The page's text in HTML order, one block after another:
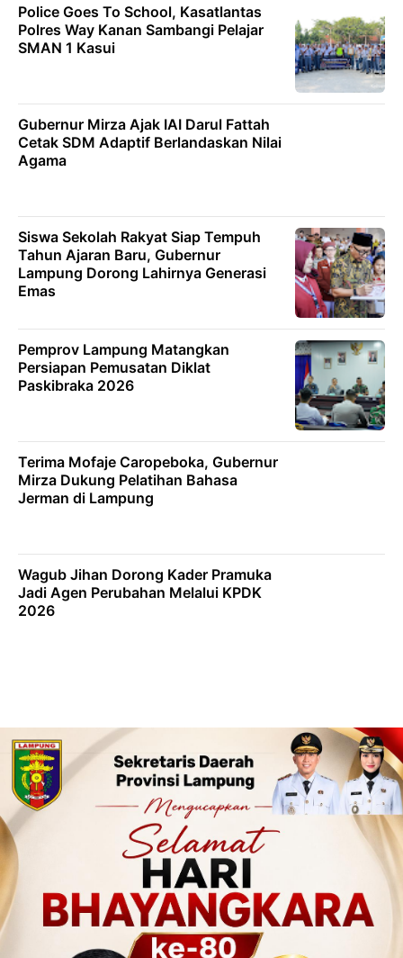
Police Goes To School, Kasatlantas
Polres Way Kanan Sambangi Pelajar
SMAN 1 Kasui
Gubernur Mirza Ajak IAI Darul Fattah
Cetak SDM Adaptif Berlandaskan Nilai
Agama
Siswa Sekolah Rakyat Siap Tempuh
Tahun Ajaran Baru, Gubernur
Lampung Dorong Lahirnya Generasi
Emas
Pemprov Lampung Matangkan
Persiapan Pemusatan Diklat
Paskibraka 2026
Terima Mofaje Caropeboka, Gubernur
Mirza Dukung Pelatihan Bahasa
Jerman di Lampung
Wagub Jihan Dorong Kader Pramuka
Jadi Agen Perubahan Melalui KPDK
2026